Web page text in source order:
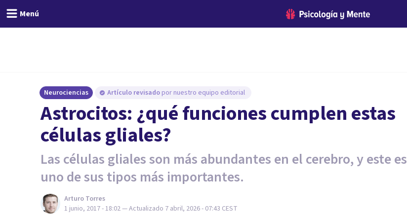
Menú
Neurociencias Artículo revisado por nuestro equipo editorial
Astrocitos: ¿qué funciones cumplen estas
células gliales?
Las células gliales son más abundantes en el cerebro, y este es
uno de sus tipos más importantes.
Arturo Torres
1 junio, 2017 - 18:02— Actualizado 7 abril, 2026 - 07:43 CEST